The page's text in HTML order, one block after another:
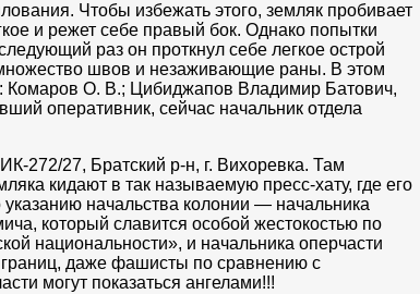
Чтобы избежать этого, земляк пробивает
и режет себе правый бок. Однако попытки
раз он проткнул себе легкое острой
швов и незаживающие раны. В этом
Комаров О. В.; Цибиджапов Владимир Батович,
оперативник, сейчас начальник отдела
272/27, Братский р-н, г. Вихоревка. Там
кидают в так называемую пресс-хату, где его
начальства колонии — начальника
который славится особой жестокостью по
национальности», и начальника оперчасти
границ, даже фашисты по сравнению с
могут показаться ангелами!!!